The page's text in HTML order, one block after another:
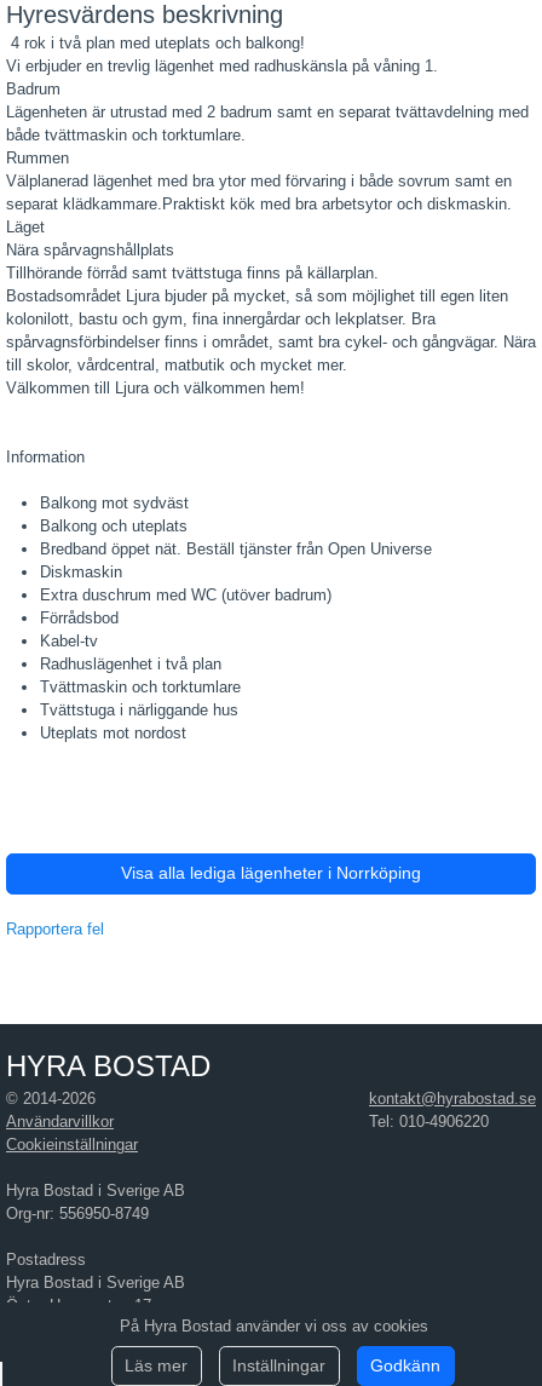
Hyresvärdens beskrivning
4 rok i två plan med uteplats och balkong!
Vi erbjuder en trevlig lägenhet med radhuskänsla på våning 1.
Badrum
Lägenheten är utrustad med 2 badrum samt en separat tvättavdelning med
både tvättmaskin och torktumlare.
Rummen
Välplanerad lägenhet med bra ytor med förvaring i både sovrum samt en
separat klädkammare.Praktiskt kök med bra arbetsytor och diskmaskin.
Läget
Nära spårvagnshållplats
Tillhörande förråd samt tvättstuga finns på källarplan.
Bostadsområdet Ljura bjuder på mycket, så som möjlighet till egen liten
kolonilott, bastu och gym, fina innergårdar och lekplatser. Bra
spårvagnsförbindelser finns i området, samt bra cykel- och gångvägar. Nära
till skolor, vårdcentral, matbutik och mycket mer.
Välkommen till Ljura och välkommen hem!
Information
Balkong mot sydväst
Balkong och uteplats
Bredband öppet nät. Beställ tjänster från Open Universe
Diskmaskin
Extra duschrum med WC (utöver badrum)
Förrådsbod
Kabel-tv
Radhuslägenhet i två plan
Tvättmaskin och torktumlare
Tvättstuga i närliggande hus
Uteplats mot nordost
Visa alla lediga lägenheter i Norrköping
Rapportera fel
HYRA BOSTAD
kontakt@hyrabostad.se
Tel: 010-4906220
© 2014-2026
Användarvillkor
Cookieinställningar
Hyra Bostad i Sverige AB
Org-nr: 556950-8749
Postadress
Hyra Bostad i Sverige AB
Östra Hamngatan 17
På Hyra Bostad använder vi oss av cookies
Läs mer Inställningar Godkänn